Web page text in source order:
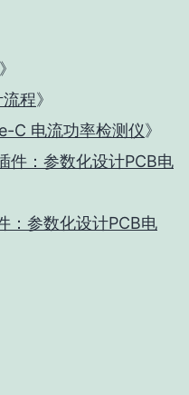
》
程》
C 电流功率检测仪》
件：参数化设计PCB电
：参数化设计PCB电